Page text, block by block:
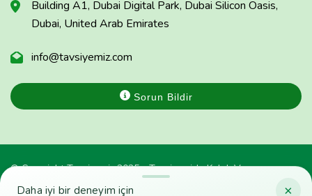
×
Daha iyi bir deneyim için
Building A1, Dubai Digital Park, Dubai Silicon Oasis,
Dubai, United Arab Emirates
info@tavsiyemiz.com
Sorun Bildir
© Copyright Tavsiyemiz 2025 - Tavsiyemiz'e Kulak Ver